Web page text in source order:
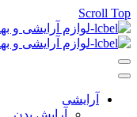
Scroll Top
آرایشی
آرایش بدن